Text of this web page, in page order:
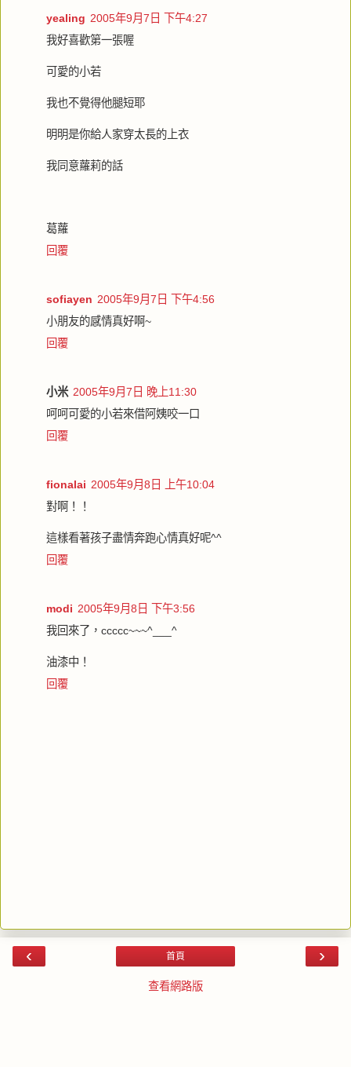
yealing 2005年9月7日 下午4:27
我好喜歡第一張喔
可愛的小若
我也不覺得他腿短耶
明明是你給人家穿太長的上衣
我同意蘿莉的話
葛蘿
回覆
sofiayen 2005年9月7日 下午4:56
小朋友的感情真好啊~
回覆
小米 2005年9月7日 晚上11:30
呵呵可愛的小若來借阿姨咬一口
回覆
fionalai 2005年9月8日 上午10:04
對啊！！
這樣看著孩子盡情奔跑心情真好呢^^
回覆
modi 2005年9月8日 下午3:56
我回來了，ccccc~~~^___^
油漆中！
回覆
‹ ›
首頁
查看網路版